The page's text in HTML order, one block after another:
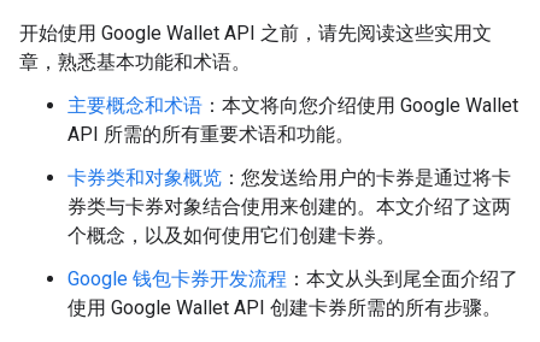
开始使用 Google Wallet API 之前，请先阅读这些实用文
章，熟悉基本功能和术语。
主要概念和术语 ：本文将向您介绍使用 Google Wallet
API 所需的所有重要术语和功能。
卡券类和对象概览 ：您发送给用户的卡券是通过将卡
券类与卡券对象结合使用来创建的。本文介绍了这两
个概念，以及如何使用它们创建卡券。
Google 钱包卡券开发流程 ：本文从头到尾全面介绍了
使用 Google Wallet API 创建卡券所需的所有步骤。